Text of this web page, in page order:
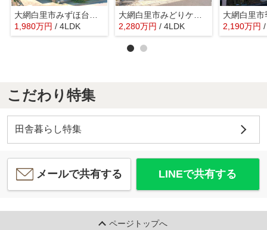
大網白里市みずほ台３丁目 中古戸建
1,980万円 / 4LDK
大網白里市みどりケ丘２丁目 中古戸建
2,280万円 / 4LDK 2,190万円
こだわり特集
田舎暮らし特集
メールで共有する LINEで共有する
ページトップへ